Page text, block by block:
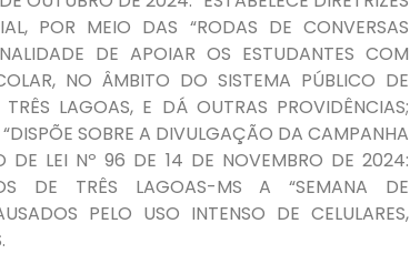
POR MEIO DAS “RODAS DE CONVERSAS
DE APOIAR OS ESTUDANTES COM
NO ÂMBITO DO SISTEMA PÚBLICO DE
LAGOAS, E DÁ OUTRAS PROVIDÊNCIAS;
SOBRE A DIVULGAÇÃO DA CAMPANHA
DE LEI Nº 96 DE 14 DE NOVEMBRO DE 2024:
DE TRÊS LAGOAS-MS A “SEMANA DE
PELO USO INTENSO DE CELULARES,